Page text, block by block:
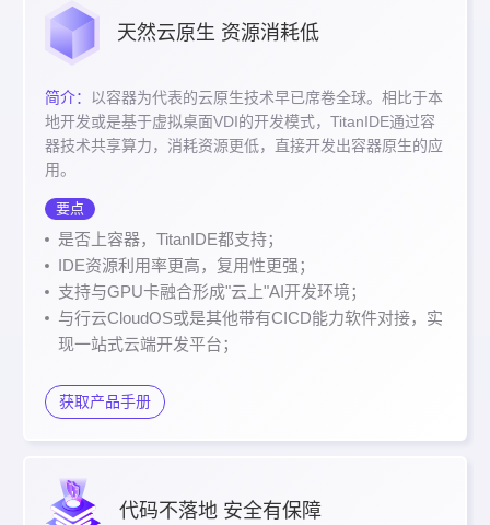
天然云原生 资源消耗低
简介：
以容器为代表的云原生技术早已席卷全球。相比于本
地开发或是基于虚拟桌面VDI的开发模式，TitanIDE通过容
器技术共享算力，消耗资源更低，直接开发出容器原生的应
用。
要点
是否上容器，TitanIDE都支持；
IDE资源利用率更高，复用性更强；
支持与GPU卡融合形成"云上"AI开发环境；
与行云CloudOS或是其他带有CICD能力软件对接，实
现一站式云端开发平台；
获取产品手册
代码不落地 安全有保障